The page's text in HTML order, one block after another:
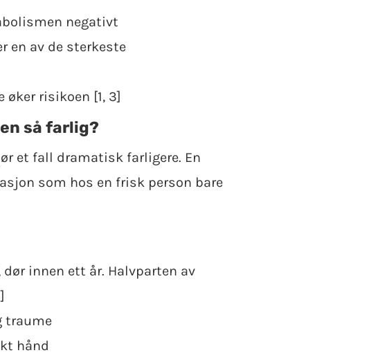
negativt
en av de sterkeste
øker risikoen [1, 3]
så farlig?
et fall dramatisk farligere. En
som hos en frisk person bare
innen ett år. Halvparten av
traume
hånd